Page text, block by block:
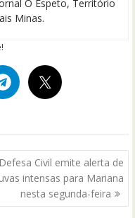
O Espeto, Território
Minas.
Defesa Civil emite alerta de
intensas para Mariana
nesta segunda-feira